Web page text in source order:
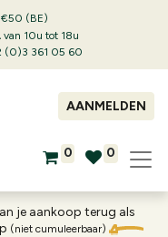
€50 (BE)
van 10u tot 18u
(0)3 361 05 60
AANMELDEN
0 0
je aankoop terug als
(niet cumuleerbaar)